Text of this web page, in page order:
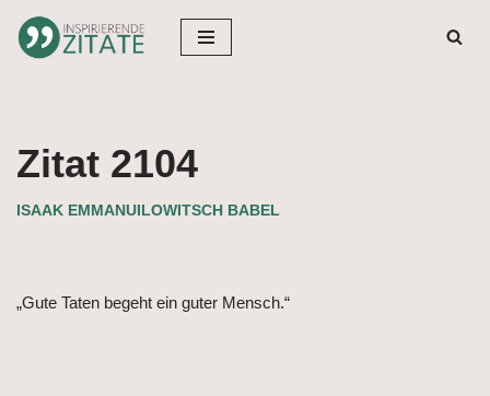
Zum
Zitat 2104
ISAAK EMMANUILOWITSCH BABEL
„Gute Taten begeht ein guter Mensch.“